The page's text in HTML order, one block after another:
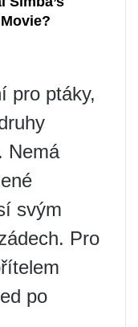
pro ptáky,
Nemá
svým
Pro
po